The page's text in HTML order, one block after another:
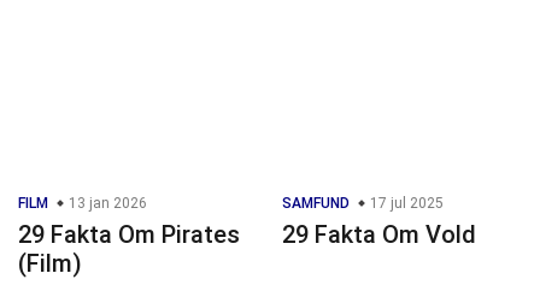
FILM 13 jan 2026
29 Fakta Om Pirates
(Film)
SAMFUND 17 jul 2025
29 Fakta Om Vold